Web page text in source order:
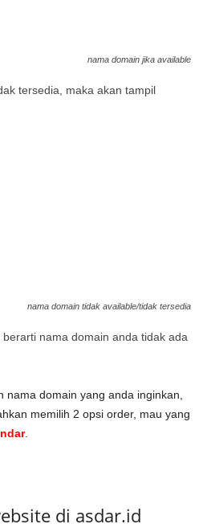
nama domain jika available
tersedia, maka akan tampil
nama domain tidak available/tidak tersedia
nama domain anda tidak ada
domain yang anda inginkan,
memilih 2 opsi order, mau yang
.
di asdar.id